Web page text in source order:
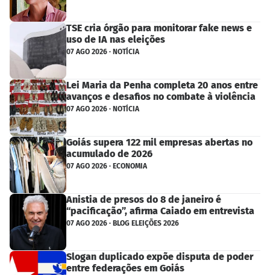
TSE cria órgão para monitorar fake news e
uso de IA nas eleições
07 AGO 2026 · NOTÍCIA
Lei Maria da Penha completa 20 anos entre
avanços e desafios no combate à violência
07 AGO 2026 · NOTÍCIA
Goiás supera 122 mil empresas abertas no
acumulado de 2026
07 AGO 2026 · ECONOMIA
Anistia de presos do 8 de janeiro é
“pacificação”, afirma Caiado em entrevista
07 AGO 2026 · BLOG ELEIÇÕES 2026
Slogan duplicado expõe disputa de poder
entre federações em Goiás